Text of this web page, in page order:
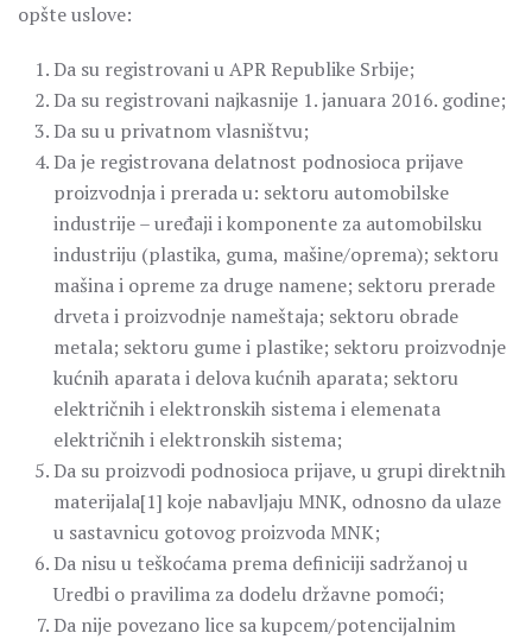
opšte uslove:
Da su registrovani u APR Republike Srbije;
Da su registrovani najkasnije 1. januara 2016. godine;
Da su u privatnom vlasništvu;
Da je registrovana delatnost podnosioca prijave
proizvodnja i prerada u: sektoru automobilske
industrije – uređaji i komponente za automobilsku
industriju (plastika, guma, mašine/oprema); sektoru
mašina i opreme za druge namene; sektoru prerade
drveta i proizvodnje nameštaja; sektoru obrade
metala; sektoru gume i plastike; sektoru proizvodnje
kućnih aparata i delova kućnih aparata; sektoru
električnih i elektronskih sistema i elemenata
električnih i elektronskih sistema;
Da su proizvodi podnosioca prijave, u grupi direktnih
materijala[1] koje nabavljaju MNK, odnosno da ulaze
u sastavnicu gotovog proizvoda MNK;
Da nisu u teškoćama prema definiciji sadržanoj u
Uredbi o pravilima za dodelu državne pomoći;
Da nije povezano lice sa kupcem/potencijalnim